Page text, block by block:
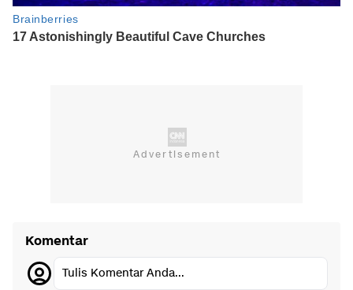
Komentar
Tulis Komentar Anda...